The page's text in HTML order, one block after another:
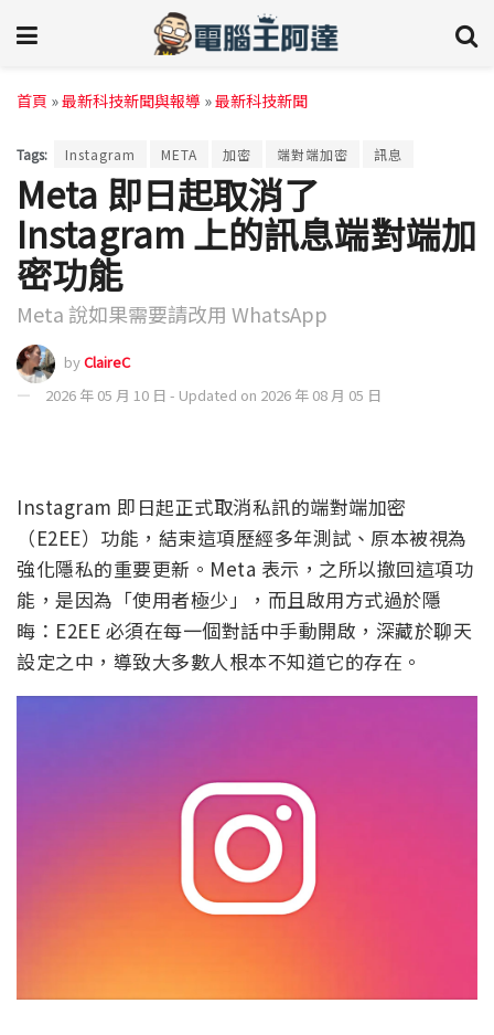
首頁 »最新科技新聞與報導 »最新科技新聞
Tags: Instagram META 加密 端對端加密 訊息
Meta 即日起取消了
Instagram 上的訊息端對端加
密功能
Meta 說如果需要請改用 WhatsApp
byClaireC
2026 年 05 月 10 日 - Updated on 2026 年 08 月 05 日
Instagram 即日起正式取消私訊的端對端加密
（E2EE）功能，結束這項歷經多年測試、原本被視為
強化隱私的重要更新。Meta 表示，之所以撤回這項功
能，是因為「使用者極少」，而且啟用方式過於隱
晦：E2EE 必須在每一個對話中手動開啟，深藏於聊天
設定之中，導致大多數人根本不知道它的存在。